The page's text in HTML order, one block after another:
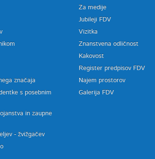
značaja
s posebnim
in zaupne
- žvižgačev
Za medije
Jubileji FDV
Vizitka
Znanstvena odličnost
Kakovost
Register predpisov FDV
Najem prostorov
Galerija FDV